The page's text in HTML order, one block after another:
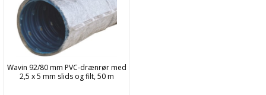
Wavin 92/80 mm PVC-drænrør med
2,5 x 5 mm slids og filt, 50 m